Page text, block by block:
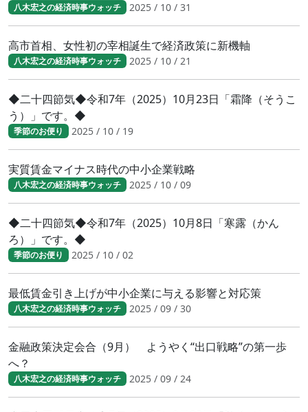
八木宏之の経済時事ウォッチ 2025 / 10 / 31
高市首相、女性初の宰相誕生で経済政策に新機軸
八木宏之の経済時事ウォッチ 2025 / 10 / 21
◆二十四節気◆令和7年（2025）10月23日「霜降（そうこ
う）」です。◆
季節のお便り 2025 / 10 / 19
実質賃金マイナス時代の中小企業戦略
八木宏之の経済時事ウォッチ 2025 / 10 / 09
◆二十四節気◆令和7年（2025）10月8日「寒露（かん
ろ）」です。◆
季節のお便り 2025 / 10 / 02
最低賃金引き上げが中小企業に与える影響と対応策
八木宏之の経済時事ウォッチ 2025 / 09 / 30
金融政策決定会合（9月） ようやく“出口戦略”の第一歩
へ？
八木宏之の経済時事ウォッチ 2025 / 09 / 24